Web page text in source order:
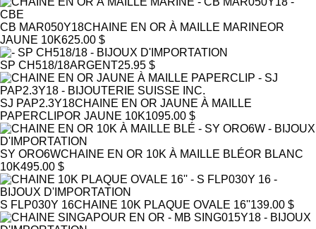
CB MAR050Y18CHAINE EN OR À MAILLE MARINEOR
JAUNE 10K625.00 $
SP CH518/18ARGENT25.95 $
SJ PAP2.3Y18CHAINE EN OR JAUNE À MAILLE
PAPERCLIPOR JAUNE 10K1095.00 $
SY ORO6WCHAINE EN OR 10K À MAILLE BLÉOR BLANC
10K495.00 $
S FLP030Y 16CHAINE 10K PLAQUE OVALE 16''139.00 $